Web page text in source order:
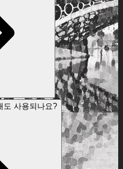
도 사용되나요?